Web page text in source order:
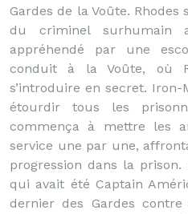
Gardes de la Voûte. Rhodes
du criminel surhumain
appréhendé par une
conduit à la Voûte, où
s’introduire en secret.
étourdir tous les
commença à mettre les
service une par une,
progression dans la prison.
qui avait été Captain
dernier des Gardes